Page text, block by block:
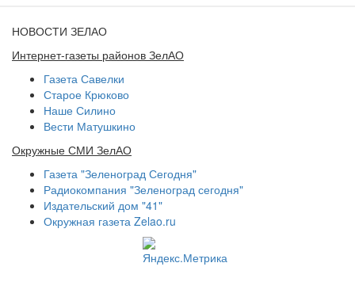
НОВОСТИ ЗЕЛАО
Интернет-газеты районов ЗелАО
Газета Савелки
Старое Крюково
Наше Силино
Вести Матушкино
Окружные СМИ ЗелАО
Газета "Зеленоград Сегодня"
Радиокомпания "Зеленоград сегодня"
Издательский дом "41"
Окружная газета Zelao.ru